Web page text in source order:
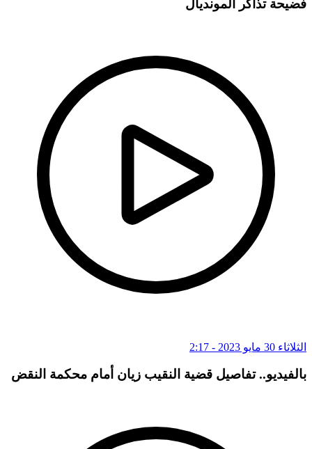
فضيحة تذاكر المونديال
الثلاثاء 30 مايو 2023 - 2:17
بالفيديو.. تفاصيل قضية النقيب زيان أمام محكمة النقض